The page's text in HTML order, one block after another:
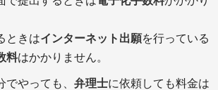
ときはインターネット出願を行っている
料はかかりません。
でやっても、 弁理士に依頼しても料金は